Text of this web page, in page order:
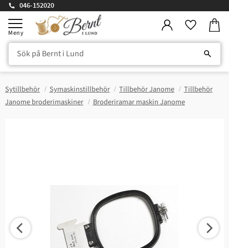
Meny
046-152020
Sytillbehör Symaskinstillbehör Tillbehör Janome
Tillbehör
Janome broderimaskiner
Broderiramar maskin Janome